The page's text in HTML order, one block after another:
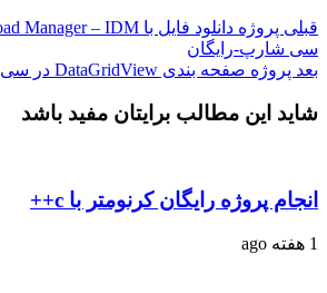
قبلی
سی شارپ-رایگان
بعد پروژه صفحه بندی DataGridView در سی شارپ
شاید این مطالب برایتان مفید باشد
انجام پروژه رایگان کرنومتر با c++
1 هفته ago